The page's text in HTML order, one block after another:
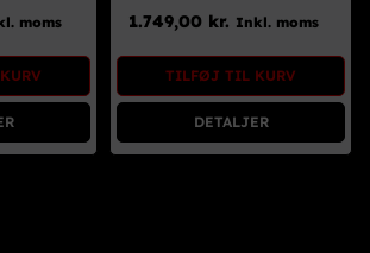
moms
1.749,00 kr. Inkl. moms
TILFØJ TIL KURV
DETALJER